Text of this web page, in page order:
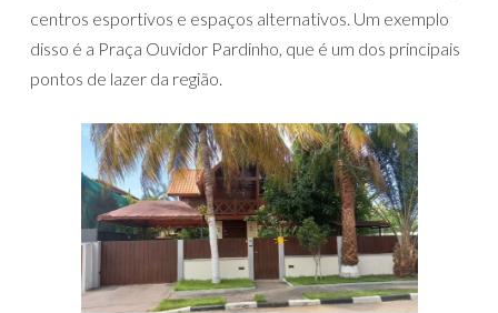
centros esportivos e espaços alternativos. Um exemplo
disso é a Praça Ouvidor Pardinho, que é um dos principais
pontos de lazer da região.